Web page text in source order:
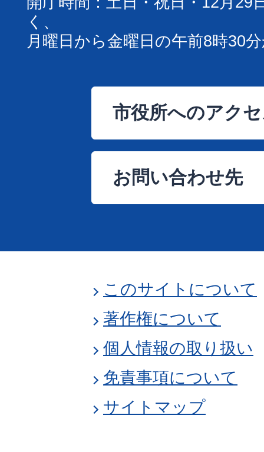
く、
月曜日から金曜日の午前8時30
市役所へのアク
お問い合わせ先
このサイトについて
著作権について
個人情報の取り扱い
免責事項について
サイトマップ